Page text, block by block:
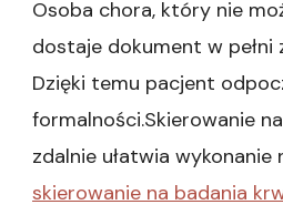
Osoba chora, który nie
dostaje dokument w pełni
Dzięki temu pacjent
formalności.Skierowanie
zdalnie ułatwia wykonanie
skierowanie na badania